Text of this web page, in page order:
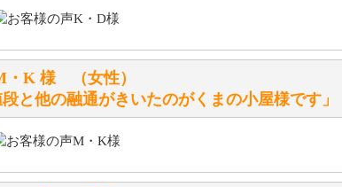
なぜでしょうか？
プのテディベアがいます。
しています。
グー」と鳴くタイプを『グロウラー』といいます。
・K 様 （女性）
と他の融通がきいたのがくまの小屋様です」